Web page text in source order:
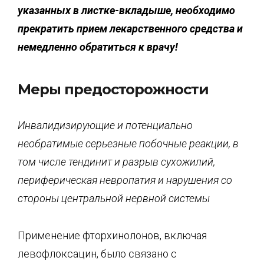
указанных в листке-вкладыше, необходимо
прекратить прием лекарственного средства и
немедленно обратиться к врачу!
Меры предосторожности
Инвалидизирующие и потенциально
необратимые серьезные побочные реакции, в
том числе тендинити разрыв сухожилий,
периферическая невропатия и нарушения со
стороны центральной нервной системы
Применение фторхинолонов, включая
левофлоксацин, было связано с